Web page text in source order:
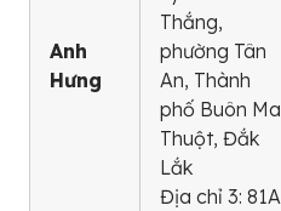
Anh
Hưng
Thắng,
phường Tân
An, Thành
phố Buôn Ma
Thuột, Đắk
Lắk
Địa chỉ 3: 81A